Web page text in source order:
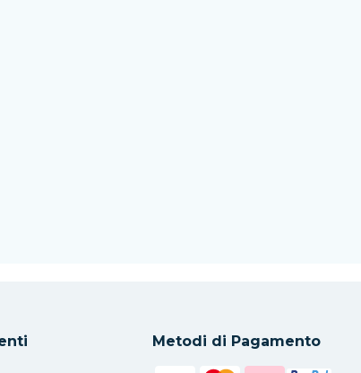
Metodi di Pagamento